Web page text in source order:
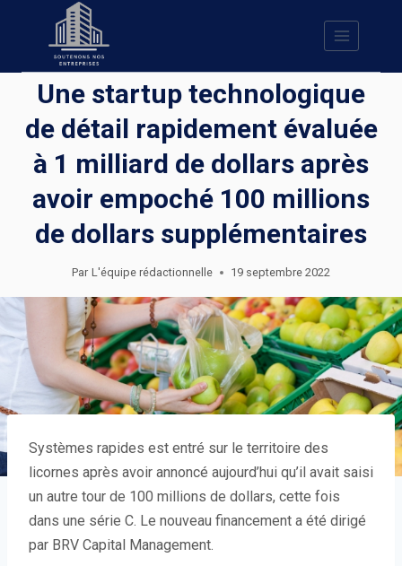
Une startup technologique
de détail rapidement évaluée
à 1 milliard de dollars après
avoir empoché 100 millions
de dollars supplémentaires
Par L'équipe rédactionnelle 19 septembre 2022
Systèmes rapides est entré sur le territoire des
licornes après avoir annoncé aujourd’hui qu’il avait saisi
un autre tour de 100 millions de dollars, cette fois
dans une série C. Le nouveau financement a été dirigé
par BRV Capital Management.